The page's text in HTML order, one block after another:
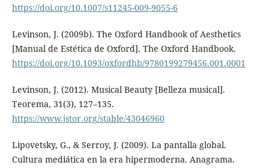
https://doi.org/10.1007/s11245-009-9055-6
Levinson, J. (2009b). The Oxford Handbook of Aesthetics
[Manual de Estética de Oxford]. The Oxford Handbook.
https://doi.org/10.1093/oxfordhb/9780199279456.001.0001
Levinson, J. (2012). Musical Beauty [Belleza musical].
Teorema, 31(3), 127–135.
https://www.jstor.org/stable/43046960
Lipovetsky, G., & Serroy, J. (2009). La pantalla global.
Cultura mediática en la era hipermoderna. Anagrama.